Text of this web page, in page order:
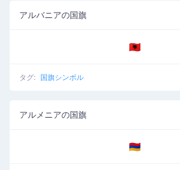
アルバニアの国旗
🇦🇱
タグ: 国旗シンボル
アルメニアの国旗
🇦🇲